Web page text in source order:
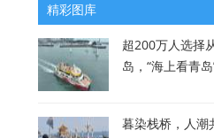
精彩图库
超200万人选择
岛，“海上看青
暮染栈桥，人潮